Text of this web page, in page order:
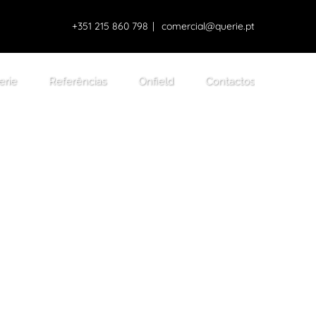
+351 215 860 798 | comercial@querie.pt
Referências Onfield Contactos